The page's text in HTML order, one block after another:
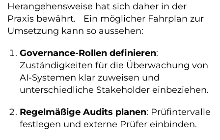
Herangehensweise hat sich daher in der
Praxis bewährt. Ein möglicher Fahrplan zur
Umsetzung kann so aussehen:
Governance-Rollen definieren:
Zuständigkeiten für die Überwachung von
AI-Systemen klar zuweisen und
unterschiedliche Stakeholder einbeziehen.
Regelmäßige Audits planen: Prüfintervalle
festlegen und externe Prüfer einbinden.